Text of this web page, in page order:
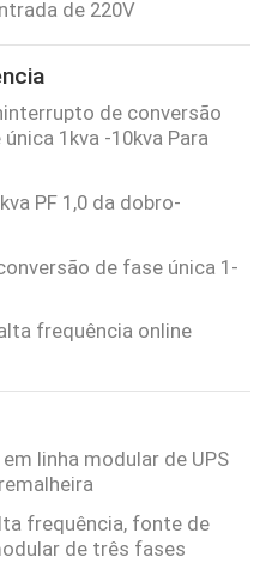
de 220V
de conversão
1kva -10kva Para
PF 1,0 da dobro-
de fase única 1-
frequência online
linha modular de UPS
frequência, fonte de
de três fases